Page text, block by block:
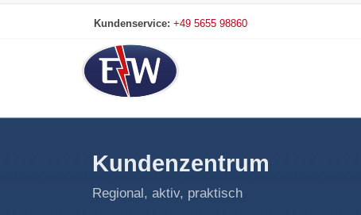
Kundenzentrum
Regional, aktiv, praktisch
Kundenservice:+49 5655 98860